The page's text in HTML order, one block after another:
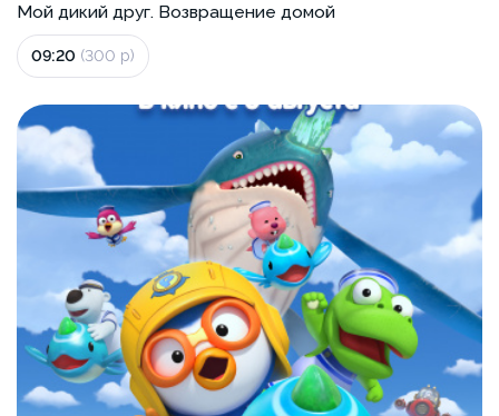
Мой дикий друг. Возвращение домой
09:20 (300 р)